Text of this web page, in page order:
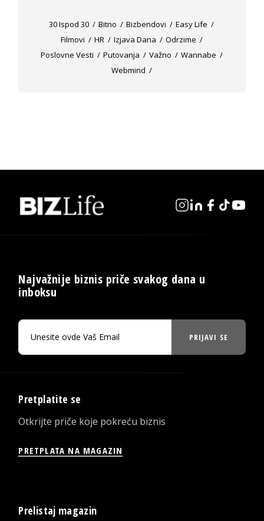
30 Ispod 30 Bitno Bizbendovi
Easy Life
Filmovi
HR Izjava Dana
Odrzime
Poslovne Vesti
Putovanja Važno
Wannabe
Webmind
Najvažnije biznis priče svakog dana u
inboksu
PRIJAVI SE
Pretplatite se
Otkrijte priče koje pokreću biznis
PRETPLATA NA MAGAZIN
Prelistaj magazin